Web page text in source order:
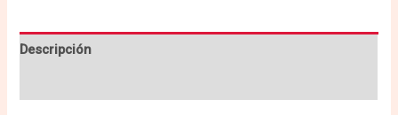
Descripción